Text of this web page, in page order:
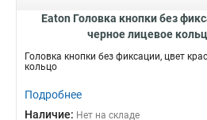
Eaton Головка кнопки без
черное лицевое
Головка кнопки без фиксации, цвет
кольцо
Подробнее
Наличие: Нет на складе